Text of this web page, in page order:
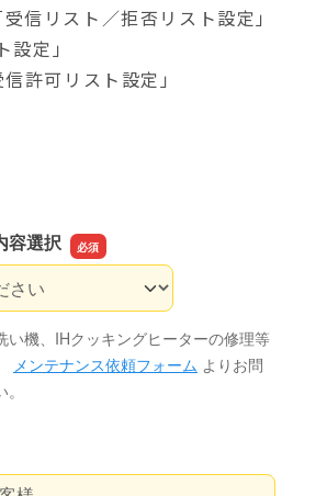
信リスト／拒否リスト設定」
設定」
許可リスト設定」